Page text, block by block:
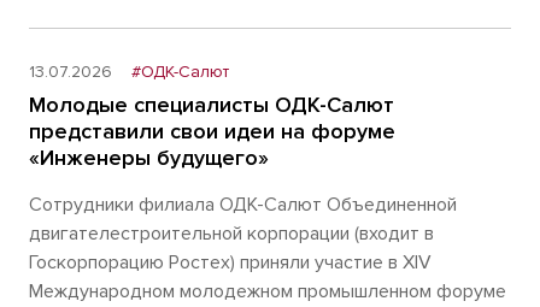
13.07.2026 #ОДК-Салют
Молодые специалисты ОДК-Салют
представили свои идеи на форуме
«Инженеры будущего»
Сотрудники филиала ОДК-Салют Объединенной
двигателестроительной корпорации (входит в
Госкорпорацию Ростех) приняли участие в XIV
Международном молодежном промышленном форуме